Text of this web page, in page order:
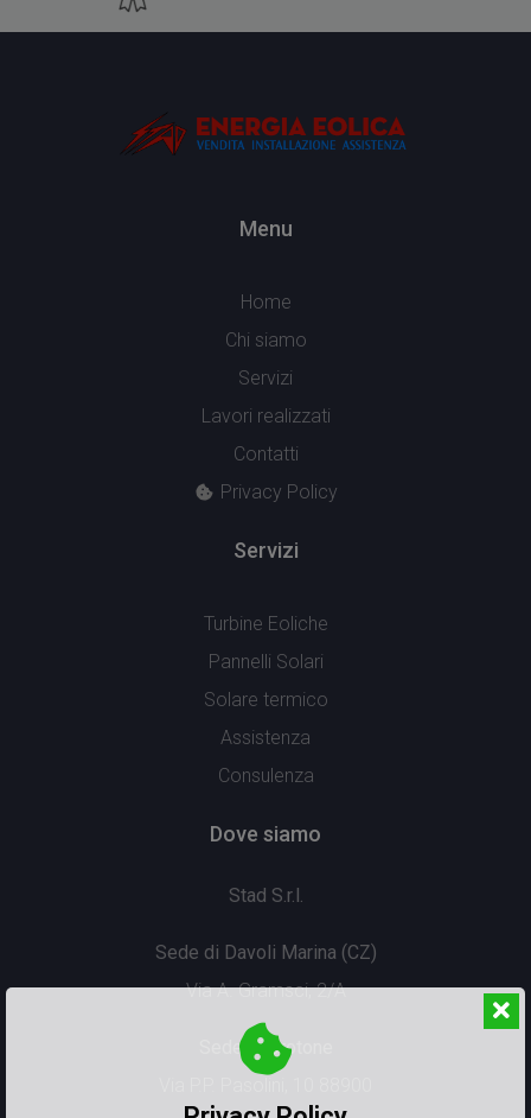
Menu
Home
Chi siamo
Servizi
Lavori realizzati
Contatti
Privacy Policy
Servizi
Turbine Eoliche
Pannelli Solari
Solare termico
Assistenza
Consulenza
Dove siamo
Stad S.r.l.
Sede di Davoli Marina (CZ)
Via A. Gramsci, 2/A
Sede di Crotone